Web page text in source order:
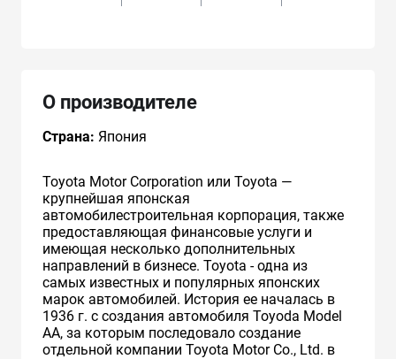
О производителе
Страна: Япония
Toyota Motor Corporation или Toyota —
крупнейшая японская
автомобилестроительная корпорация, также
предоставляющая финансовые услуги и
имеющая несколько дополнительных
направлений в бизнесе. Toyota - одна из
самых известных и популярных японских
марок автомобилей. История ее началась в
1936 г. с создания автомобиля Toyoda Model
AA, за которым последовало создание
отдельной компании Toyota Motor Co., Ltd. в